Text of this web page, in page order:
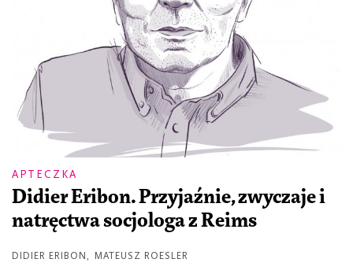
APTECZKA
Didier Eribon. Przyjaźnie, zwyczaje i
natręctwa socjologa z Reims
DIDIER ERIBON , MATEUSZ ROESLER